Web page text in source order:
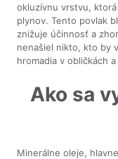
okluzívnu vrstvu,
plynov. Tento povlak
znižuje účinnosť a
nenašiel nikto, kto by
hromadia v obličkách
Ako sa
Minerálne oleje,